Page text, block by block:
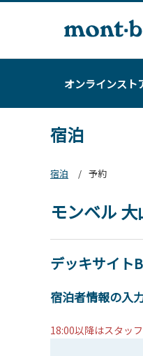
オンラインスト
宿泊
宿泊
予約
モンベル
デッキサイト
宿泊者情報の入
18:00以降はスタッ